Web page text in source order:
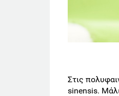
Στις
sinensis.